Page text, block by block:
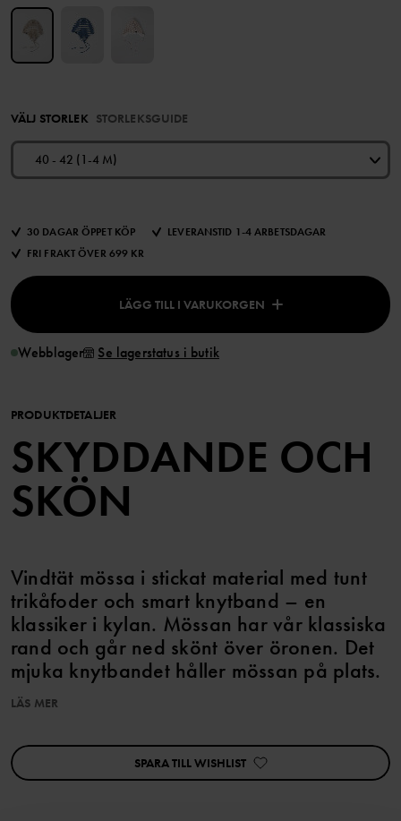
VÄLJ STORLEK STORLEKSGUIDE
40 - 42 (1-4 M)
30 DAGAR ÖPPET KÖP
LEVERANSTID 1-4 ARBETSDAGAR
FRI FRAKT ÖVER 699 KR
LÄGG TILL I VARUKORGEN
Webblager Se lagerstatus i butik
PRODUKTDETALJER
SKYDDANDE OCH
SKÖN
Vindtät mössa i stickat material med tunt
trikåfoder och smart knytband – en
klassiker i kylan. Mössan har vår klassiska
rand och går ned skönt över öronen. Det
mjuka knytbandet håller mössan på plats.
Artikelnummer
Tillverkningsland:Kina
Fabrik
Tonglu Ling Hui Knitting Co Ltd
Läs mer
LÄS MER
SPARA TILL WISHLIST